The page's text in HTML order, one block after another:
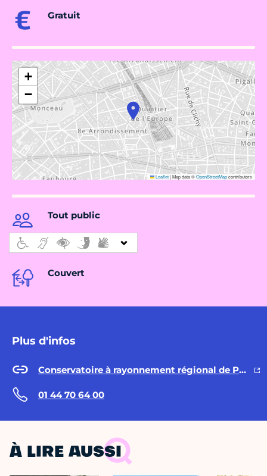
Gratuit
+
−
Leaflet|Map data ©OpenStreetMapcontributors
Tout public
Couvert
Plus d'infos
Conservatoire à rayonnement régional de Paris - CRR
01 44 70 64 00
À LIRE AUSSI